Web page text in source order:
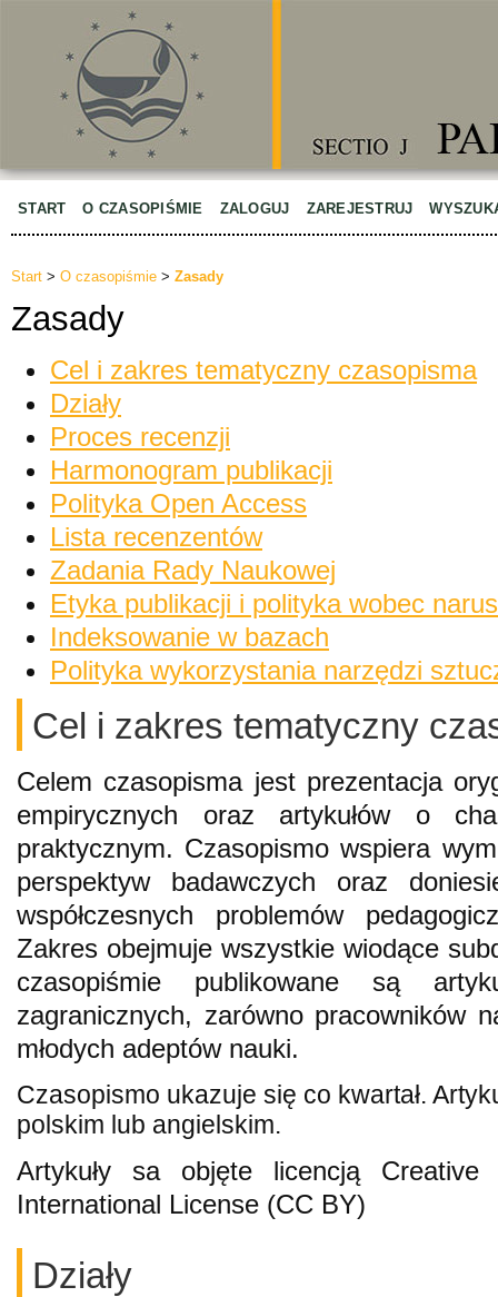
START O CZASOPIŚMIE ZALOGUJ ZAREJESTRUJ
Start > O czasopiśmie > Zasady
Zasady
Cel i zakres tematyczny czasopisma
Działy
Proces recenzji
Harmonogram publikacji
Polityka Open Access
Lista recenzentów
Zadania Rady Naukowej
Etyka publikacji i polityka wobec
Indeksowanie w bazach
Polityka wykorzystania narzędzi
Cel i zakres tematyczny
Celem czasopisma jest prezentacja
empirycznych oraz artykułów o
praktycznym. Czasopismo wspiera
perspektyw badawczych oraz
współczesnych problemów
Zakres obejmuje wszystkie wiodące
czasopiśmie publikowane są
zagranicznych, zarówno pracowników
młodych adeptów nauki.
Czasopismo ukazuje się co kwartał.
polskim lub angielskim.
Artykuły sa objęte licencją Creative
International License (CC BY)
Działy